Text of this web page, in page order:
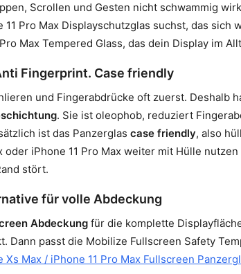
Scrollen und Gesten nicht schwammig
11 Pro Max Displayschutzglas suchst, das sich
Max Tempered Glass, das dein Display im
Fingerprint. Case friendly
und Fingerabdrücke oft zuerst. Deshalb
. Sie ist oleophob, reduziert
ist das Panzerglas case friendly, also
oder iPhone 11 Pro Max weiter mit Hülle
stört.
für volle Abdeckung
Abdeckung für die komplette
Dann passt die Mobilize Fullscreen Safety
Xs Max / iPhone 11 Pro Max Fullscreen